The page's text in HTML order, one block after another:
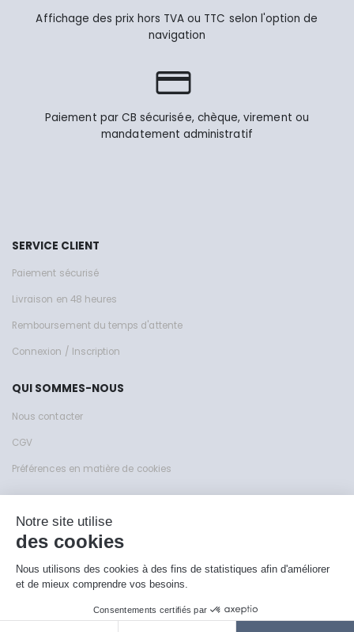
Affichage des prix hors TVA ou TTC selon l'option de
navigation
Paiement par CB sécurisée, chèque, virement ou
mandatement administratif
SERVICE CLIENT
Paiement sécurisé
Livraison en 48 heures
Remboursement du temps d'attente
Connexion / Inscription
QUI SOMMES-NOUS
Nous contacter
CGV
Préférences en matière de cookies